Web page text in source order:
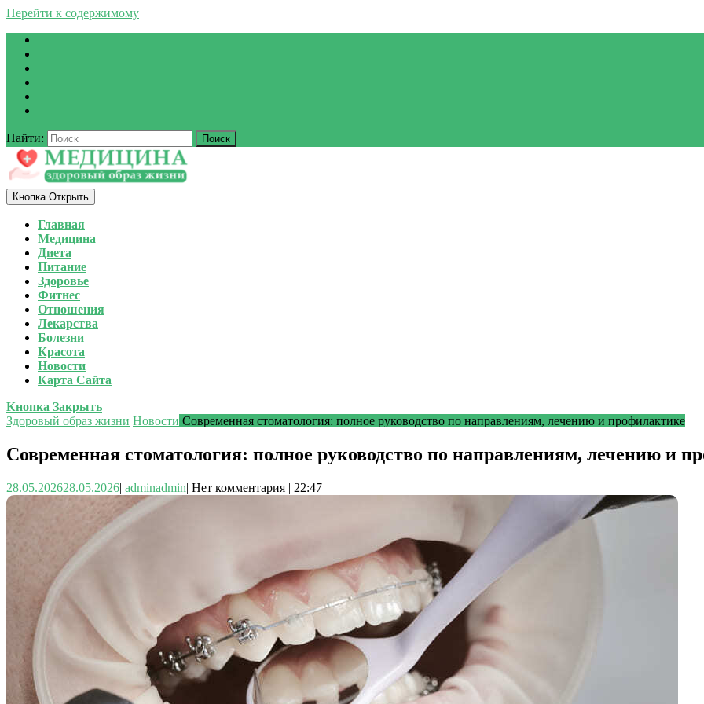
Перейти к содержимому
Найти:
Кнопка Открыть
Главная
Медицина
Диета
Питание
Здоровье
Фитнес
Отношения
Лекарства
Болезни
Красота
Новости
Карта Сайта
Кнопка Закрыть
Здоровый образ жизни Новости Современная стоматология: полное руководство по направлениям, лечению и профилактике
Современная стоматология: полное руководство по направлениям, лечению и
28.05.202628.05.2026| adminadmin| Нет комментария | 22:47